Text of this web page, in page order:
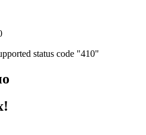
status code "410"